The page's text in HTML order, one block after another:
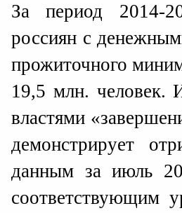
За период 2014-
россиян с
прожиточного
19,5 млн. человек.
властями
демонстрирует
данным за июль
соответствующим